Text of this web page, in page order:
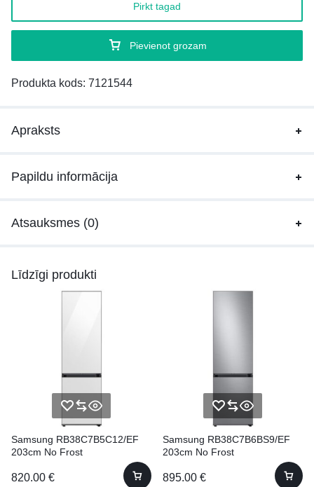
Pievienot grozam
Pirkt tagad
Produkta kods: 7121544
Apraksts
Papildu informācija
Atsauksmes (0)
Līdzīgi produkti
Samsung RB38C7B5C12/EF
203cm No Frost
820.00 €
Samsung RB38C7B6BS9/EF
203cm No Frost
895.00 €